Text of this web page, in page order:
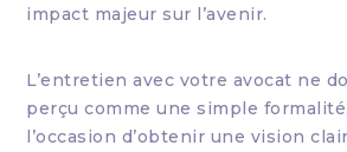
impact majeur sur l’avenir.
L’entretien avec votre avocat ne
perçu comme une simple
l’occasion d’obtenir une vision